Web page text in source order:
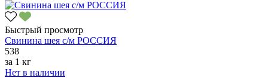
Быстрый просмотр
Свинина шея с/м РОССИЯ
538
за 1 кг
Нет в наличии